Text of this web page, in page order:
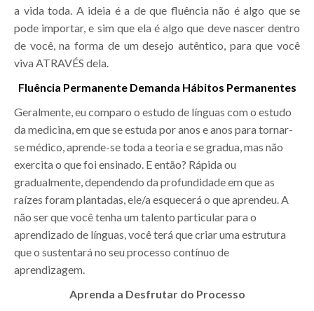
a vida toda. A ideia é a de que fluência não é algo que se
pode importar, e sim que ela é algo que deve nascer dentro
de você, na forma de um desejo autêntico, para que você
viva ATRAVÉS dela.
Fluência Permanente Demanda Hábitos Permanentes
Geralmente, eu comparo o estudo de línguas com o estudo
da medicina, em que se estuda por anos e anos para tornar-
se médico, aprende-se toda a teoria e se gradua, mas não
exercita o que foi ensinado. E então? Rápida ou
gradualmente, dependendo da profundidade em que as
raízes foram plantadas, ele/a esquecerá o que aprendeu. A
não ser que você tenha um talento particular para o
aprendizado de línguas, você terá que criar uma estrutura
que o sustentará no seu processo contínuo de
aprendizagem.
Aprenda a Desfrutar do Processo